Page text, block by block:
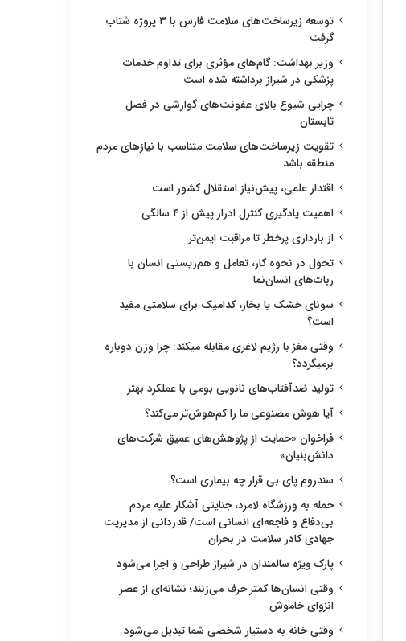
توسعه زیرساخت‌های سلامت فارس با ۳ پروژه شتاب
گرفت
وزیر بهداشت: گام‌های مؤثری برای تداوم خدمات
پزشکی در شیراز برداشته شده است
چرایی شیوع بالای عفونت‌های گوارشی در فصل
تابستان
تقویت زیرساخت‌های سلامت متناسب با نیازهای مردم
منطقه باشد
اقتدار علمی، پیش‌نیاز استقلال کشور است
اهمیت یادگیری کنترل ادرار پیش از ۴ سالگی
از بارداری پرخطر تا مراقبت ایمن‌تر
تحول در نحوه کار، تعامل و هم‌زیستی انسان با
ربات‌های انسان‌نما
سونای خشک یا بخار، کدامیک برای سلامتی مفید
است؟
وقتی مغز با رژیم لاغری مقابله میکند: چرا وزن دوباره
برمیگردد؟
تولید ضدآفتاب‌های نانویی بومی با عملکرد بهتر
آیا هوش مصنوعی ما را کم‌هوش‌تر می‌کند؟
فراخوان «حمایت از پژوهش‌های عمیق شرکت‌های
دانش‌بنیان»
سندروم پای بی قرار چه بیماری است؟
حمله به ورزشگاه لامرد، جنایتی آشکار علیه مردم
بی‌دفاع و فاجعه‌ای انسانی است/ قدردانی از مدیریت
جهادی کادر سلامت در بحران
پارک ویژه سالمندان در شیراز طراحی و اجرا می‌شود
وقتی انسان‌ها کمتر حرف می‌زنند؛ نشانه‌ای از عصر
انزوای خاموش
وقتی خانه به دستیار شخصی شما تبدیل می‌شود